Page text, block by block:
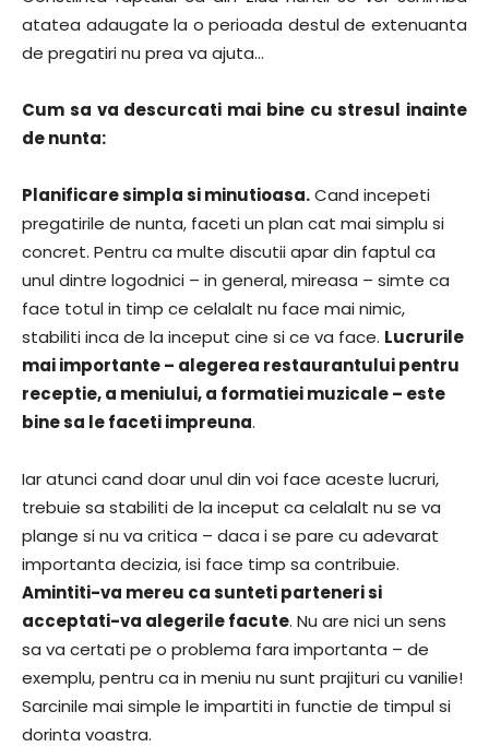
atatea adaugate la o perioada destul de extenuanta
de pregatiri nu prea va ajuta…
Cum sa va descurcati mai bine cu stresul inainte
de nunta:
Planificare simpla si minutioasa.Cand incepeti
pregatirile de nunta, faceti un plan cat mai simplu si
concret. Pentru ca multe discutii apar din faptul ca
unul dintre logodnici – in general, mireasa – simte ca
face totul in timp ce celalalt nu face mai nimic,
stabiliti inca de la inceput cine si ce va face. Lucrurile
mai importante – alegerea restaurantului pentru
receptie, a meniului, a formatiei muzicale – este
bine sa le faceti impreuna.
Iar atunci cand doar unul din voi face aceste lucruri,
trebuie sa stabiliti de la inceput ca celalalt nu se va
plange si nu va critica – daca i se pare cu adevarat
importanta decizia, isi face timp sa contribuie.
Amintiti-va mereu ca sunteti parteneri si
acceptati-va alegerile facute. Nu are nici un sens
sa va certati pe o problema fara importanta – de
exemplu, pentru ca in meniu nu sunt prajituri cu vanilie!
Sarcinile mai simple le impartiti in functie de timpul si
dorinta voastra.